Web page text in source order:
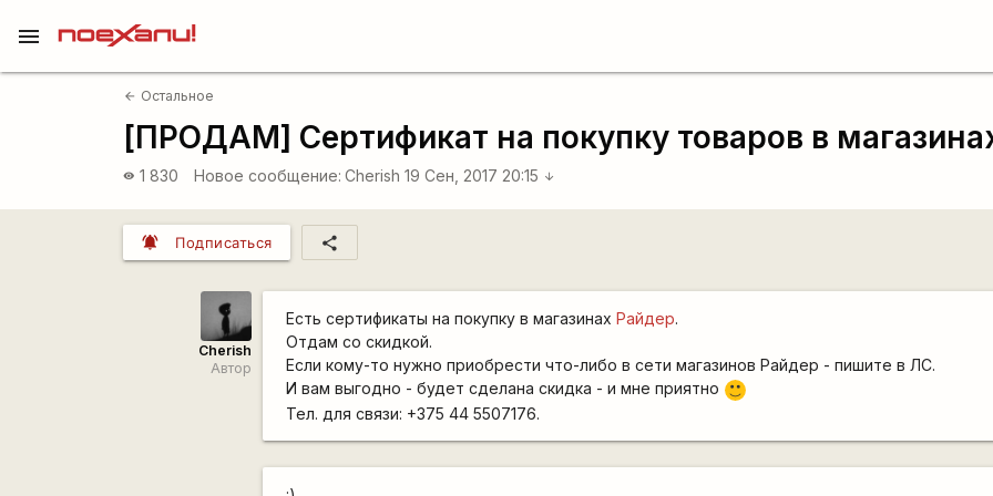
menu
arrow_back Остальное
[ПРОДАМ] Сертификат на покупку товаров в
visibility 1 830 Новое сообщение: Cherish 19 Сен, 2017 20:15 arrow_downward
notifications_active Подписаться share
Cherish
Автор
Есть сертификаты на покупку в магазинахРайдер.
Отдам со скидкой.
Если кому-то нужно приобрести что-либо в сети магазинов Райдер - пишите в ЛС.
И вам выгодно - будет сделана скидка - и мне приятно
:)
Тел. для связи: +375 44 5507176.